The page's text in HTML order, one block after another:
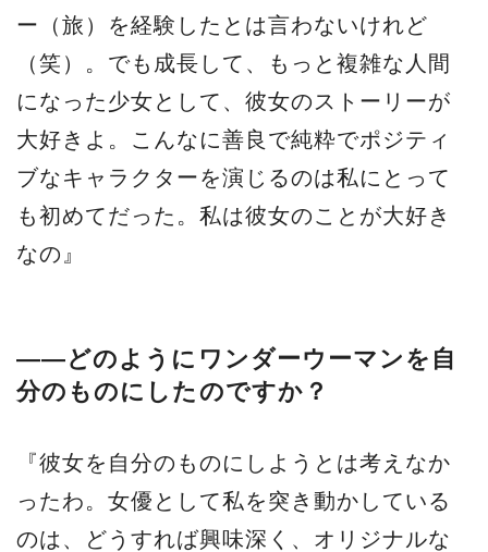
ー（旅）を経験したとは言わないけれど
（笑）。でも成長して、もっと複雑な人間
になった少女として、彼女のストーリーが
大好きよ。こんなに善良で純粋でポジティ
ブなキャラクターを演じるのは私にとって
も初めてだった。私は彼女のことが大好き
なの』
――どのようにワンダーウーマンを自
分のものにしたのですか？
『彼女を自分のものにしようとは考えなか
ったわ。女優として私を突き動かしている
のは、どうすれば興味深く、オリジナルな